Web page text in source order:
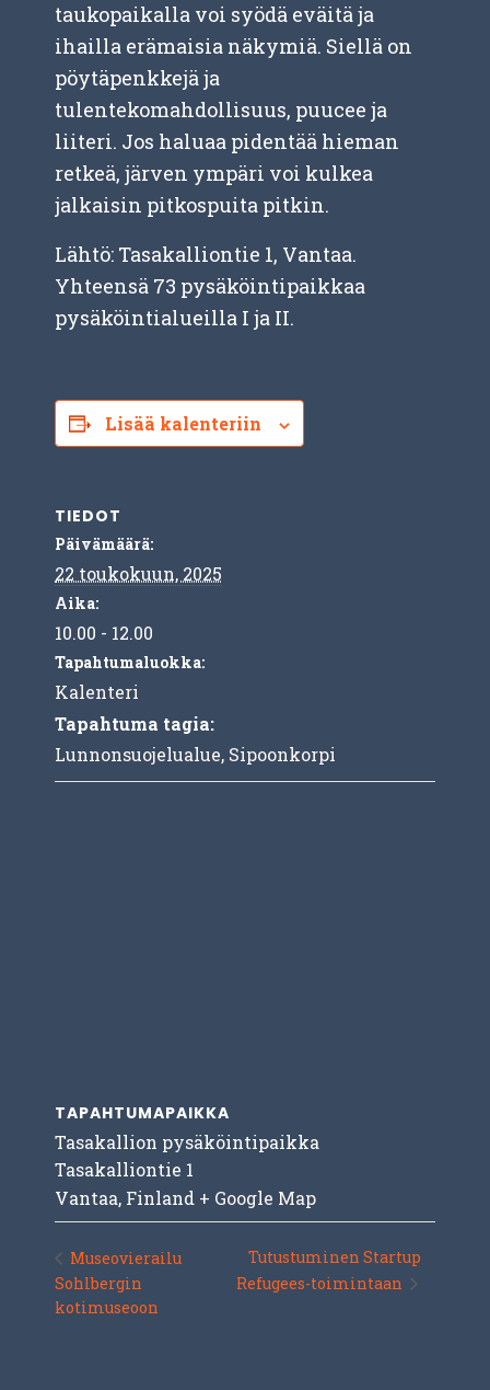
taukopaikalla voi syödä eväitä ja
ihailla erämaisia näkymiä. Siellä on
pöytäpenkkejä ja
tulentekomahdollisuus, puucee ja
liiteri. Jos haluaa pidentää hieman
retkeä, järven ympäri voi kulkea
jalkaisin pitkospuita pitkin.
Lähtö: Tasakalliontie 1, Vantaa.
Yhteensä 73 pysäköintipaikkaa
pysäköintialueilla I ja II.
Lisää kalenteriin
TIEDOT
Päivämäärä:
22 toukokuun, 2025
Aika:
10.00 - 12.00
Tapahtumaluokka:
Kalenteri
Tapahtuma tagia:
Lunnonsuojelualue, Sipoonkorpi
TAPAHTUMAPAIKKA
Tasakallion pysäköintipaikka
Tasakalliontie 1
Vantaa, Finland + Google Map
Museovierailu
Sohlbergin
kotimuseoon
Tutustuminen Startup
Refugees-toimintaan